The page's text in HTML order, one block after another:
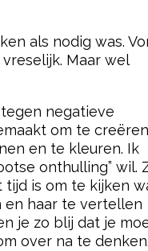
als nodig was.
Maar wel
negatieve
om te creëren
en te kleuren. Ik
onthulling” wil.
tijd is om te kijken
en haar te vertellen
je zo blij dat je
over na te denken.